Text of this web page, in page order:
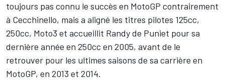
toujours pas connu le succès en MotoGP contrairement
à Cecchinello, mais a aligné les titres pilotes 125cc,
250cc, Moto3 et accueillit Randy de Puniet pour sa
dernière année en 250cc en 2005, avant de le
retrouver pour les ultimes saisons de sa carrière en
MotoGP, en 2013 et 2014.